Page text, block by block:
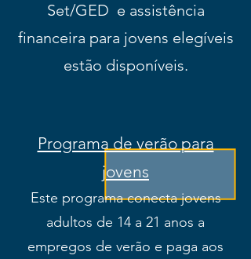
Set/GED e assistência
financeira para jovens elegíveis
estão disponíveis.
Programa de verão para
jovens
Este programa conecta jovens
adultos de 14 a 21 anos a
empregos de verão e paga aos